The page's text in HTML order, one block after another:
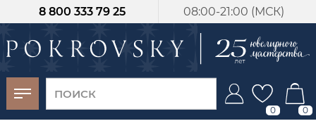
08:00-21:00 (МСК)
8 800 333 79 25
0 0
-30%
от 15 дней с
момента оплаты